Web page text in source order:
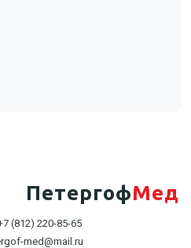
ПетергофМед
(812) 220-85-65
med@mail.ru